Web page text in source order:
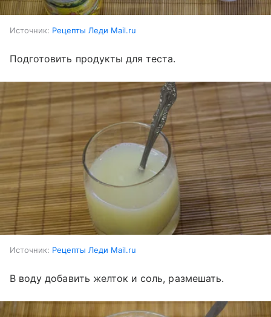
Источник: Рецепты Леди Mail.ru
Подготовить продукты для теста.
Источник: Рецепты Леди Mail.ru
В воду добавить желток и соль, размешать.